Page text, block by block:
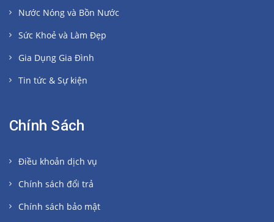
Nước Nóng và Bồn Nước
Sức Khoẻ và Làm Đẹp
Gia Dụng Gia Đình
Tin tức & Sự kiện
Chính Sách
Điều khoản dịch vụ
Chính sách đổi trả
Chính sách bảo mật